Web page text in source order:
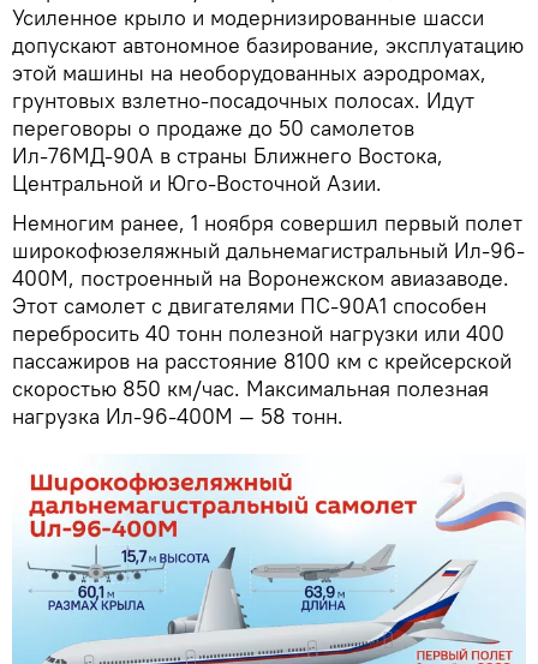
Усиленное крыло и модернизированные шасси
допускают автономное базирование, эксплуатацию
этой машины на необорудованных аэродромах,
грунтовых взлетно-посадочных полосах. Идут
переговоры о продаже до 50 самолетов
Ил-76МД-90А в страны Ближнего Востока,
Центральной и Юго-Восточной Азии.
Немногим ранее, 1 ноября совершил первый полет
широкофюзеляжный дальнемагистральный Ил-96-
400М, построенный на Воронежском авиазаводе.
Этот самолет с двигателями ПС‑90А1 способен
перебросить 40 тонн полезной нагрузки или 400
пассажиров на расстояние 8100 км с крейсерской
скоростью 850 км/час. Максимальная полезная
нагрузка Ил-96-400М — 58 тонн.